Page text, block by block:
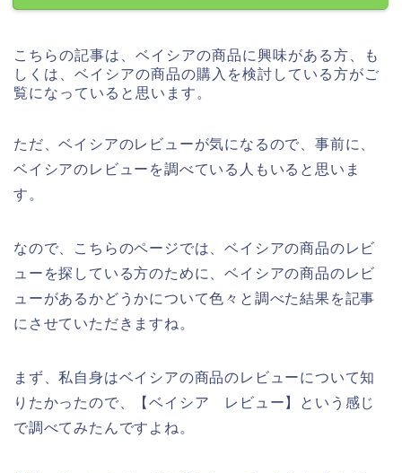
こちらの記事は、ベイシアの商品に興味がある方、も
しくは、ベイシアの商品の購入を検討している方がご
覧になっていると思います。
ただ、ベイシアのレビューが気になるので、事前に、
ベイシアのレビューを調べている人もいると思いま
す。
なので、こちらのページでは、ベイシアの商品のレビ
ューを探している方のために、ベイシアの商品のレビ
ューがあるかどうかについて色々と調べた結果を記事
にさせていただきますね。
まず、私自身はベイシアの商品のレビューについて知
りたかったので、【ベイシア レビュー】という感じ
で調べてみたんですよね。